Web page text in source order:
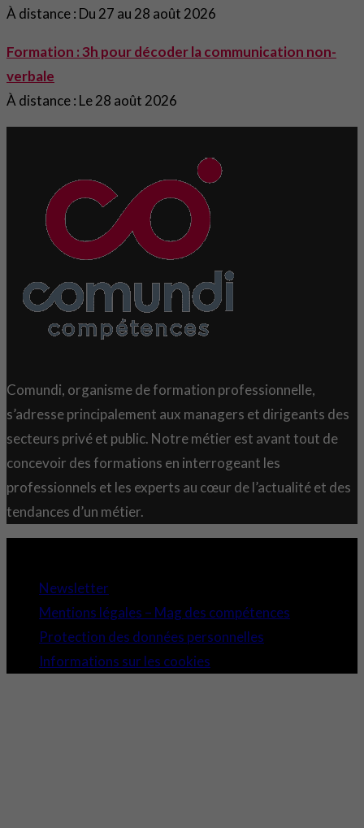
À distance : Du 27 au 28 août 2026
Formation : 3h pour décoder la communication non-
verbale
À distance : Le 28 août 2026
Comundi, organisme de formation professionnelle,
s’adresse principalement aux managers et dirigeants des
secteurs privé et public. Notre métier est avant tout de
concevoir des formations en interrogeant les
professionnels et les experts au cœur de l’actualité et des
tendances d’un métier.
Newsletter
Mentions légales – Mag des compétences
Protection des données personnelles
Informations sur les cookies